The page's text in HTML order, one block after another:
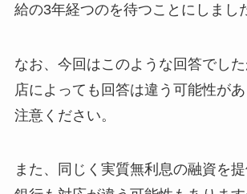
給の3年経つのを待つことにしまし
なお、今回はこのような回答でし
店によっても回答は違う可能性が
注意ください。
また、同じく実質無利息の融資を